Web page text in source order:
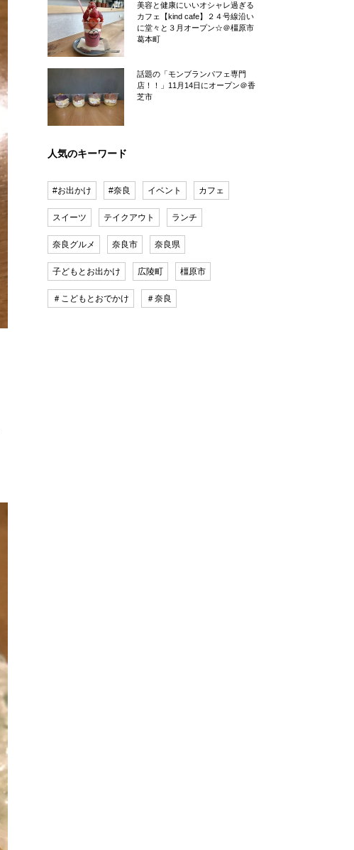
美容と健康にいいオシャレ過ぎる
カフェ【kind cafe】２４号線沿い
に堂々と３月オープン☆＠橿原市
葛本町
話題の「モンブランパフェ専門
店！！」11月14日にオープン＠香
芝市
人気のキーワード
#お出かけ #奈良 イベント カフェ
スイーツ テイクアウト ランチ
奈良グルメ 奈良市 奈良県
子どもとお出かけ 広陵町 橿原市
＃こどもとおでかけ ＃奈良